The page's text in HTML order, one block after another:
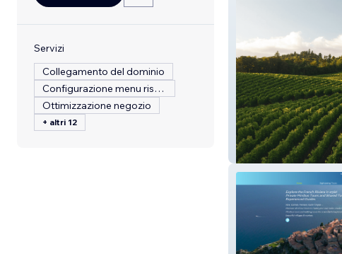
Servizi
Collegamento del dominio
Configurazione menu ristorante
Ottimizzazione negozio
+ altri 12
Vignobles Roussillon